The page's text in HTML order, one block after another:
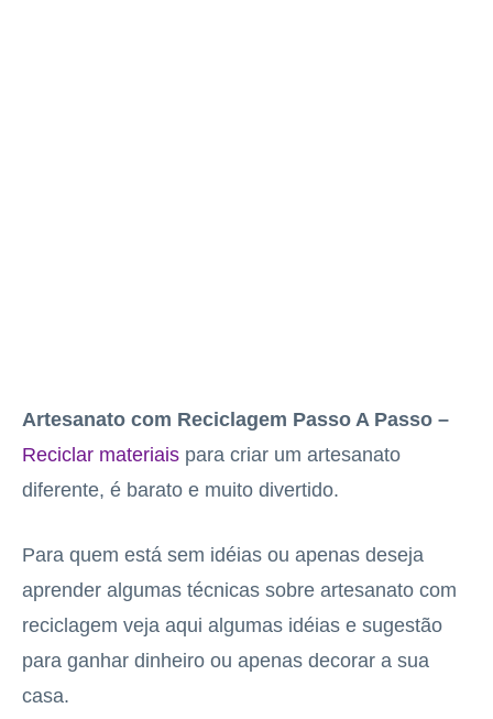
Artesanato com Reciclagem Passo A Passo –
Reciclar materiais para criar um artesanato
diferente, é barato e muito divertido.
Para quem está sem idéias ou apenas deseja
aprender algumas técnicas sobre artesanato com
reciclagem veja aqui algumas idéias e sugestão
para ganhar dinheiro ou apenas decorar a sua
casa.